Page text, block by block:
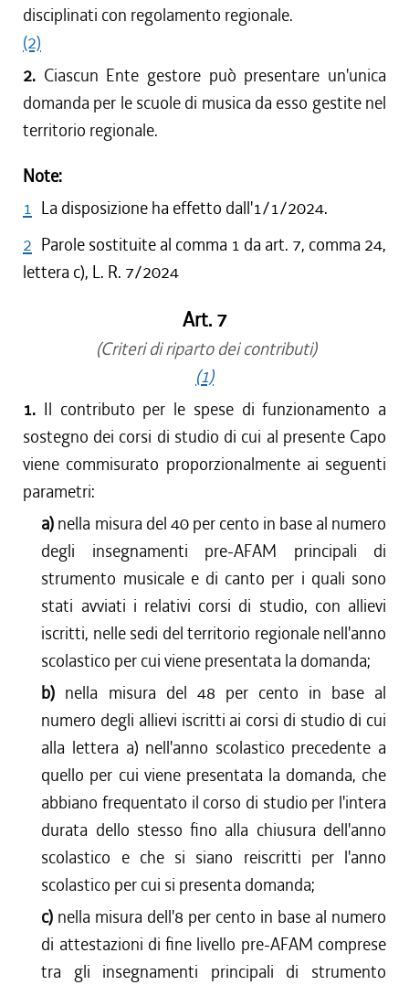
disciplinati con regolamento regionale.
(2)
2. Ciascun Ente gestore può presentare un'unica
domanda per le scuole di musica da esso gestite nel
territorio regionale.
Note:
1 La disposizione ha effetto dall'1/1/2024.
2 Parole sostituite al comma 1 da art. 7, comma 24,
lettera c), L. R. 7/2024
Art. 7
(Criteri di riparto dei contributi)
(1)
1. Il contributo per le spese di funzionamento a
sostegno dei corsi di studio di cui al presente Capo
viene commisurato proporzionalmente ai seguenti
parametri:
a) nella misura del 40 per cento in base al numero
degli insegnamenti pre-AFAM principali di
strumento musicale e di canto per i quali sono
stati avviati i relativi corsi di studio, con allievi
iscritti, nelle sedi del territorio regionale nell'anno
scolastico per cui viene presentata la domanda;
b) nella misura del 48 per cento in base al
numero degli allievi iscritti ai corsi di studio di cui
alla lettera a) nell'anno scolastico precedente a
quello per cui viene presentata la domanda, che
abbiano frequentato il corso di studio per l'intera
durata dello stesso fino alla chiusura dell'anno
scolastico e che si siano reiscritti per l'anno
scolastico per cui si presenta domanda;
c) nella misura dell'8 per cento in base al numero
di attestazioni di fine livello pre-AFAM comprese
tra gli insegnamenti principali di strumento